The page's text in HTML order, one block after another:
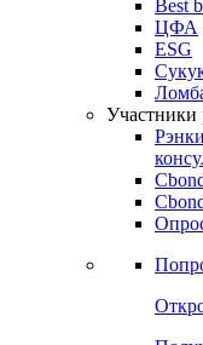
Best
ЦФА
ESG
Участники